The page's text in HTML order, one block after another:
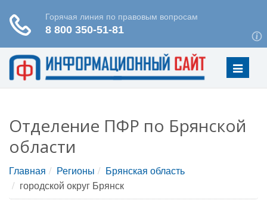
Меню
Отделение ПФР по Брянской
области
Главная Регионы
Брянская область
городской округ Брянск